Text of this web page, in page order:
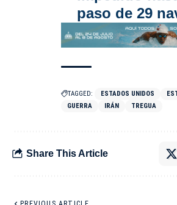
paso de 29
TAGGED: ESTADOS UNIDOS
GUERRA
IRÁN TREGUA
Share This Article